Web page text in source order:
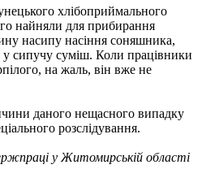
хлібоприймального
найняли для прибирання
насипу насіння соняшника,
у сипучу суміш. Коли працівники
на жаль, він вже не
даного нещасного випадку
розслідування.
у Житомирській області